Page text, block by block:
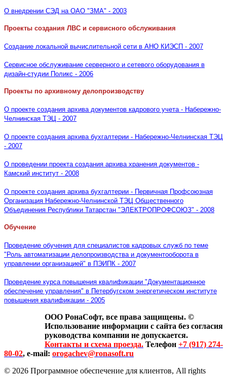
О внедрении СЭД на ОАО "ЗМА" - 2003
Проекты создания ЛВС и сервисного обслуживания
Создание локальной вычислительной сети в АНО КИЭСП - 2007
Сервисное обслуживание серверного и сетевого оборудования в
дизайн-студии Поликс - 2006
Проекты по архивному делопроизводству
О проекте создания архива документов кадрового учета - Набережно-
Челнинская ТЭЦ - 2007
О проекте создания архива бухгалтерии - Набережно-Челнинская ТЭЦ
- 2007
О проведении проекта создания архива хранения документов -
Камский институт - 2008
О проекте создания архива бухгалтерии - Первичная Профсоюзная
Организация Набережно-Челнинской ТЭЦ Общественного
Объединения Республики Татарстан "ЭЛЕКТРОПРОФСОЮЗ" - 2008
Обучение
Проведение обучения для специалистов кадровых служб по теме
"Роль автоматизации делопроизводства и документооборота в
управлении организацией" в ПЭИПК - 2007
Проведение курса повышения квалификации "Документационное
обеспечение управления" в Петербугском энергетическом институте
повышения квалификации - 2005
ООО РонаСофт, все права защищены. ©
Использование информации с сайта без согласия
руководства компании не допускается.
Контакты и схема проезда. Телефон +7 (917) 274-
80-02, e-mail: orogachev@ronasoft.ru
© 2026 Программное обеспечение для клиентов, All rights